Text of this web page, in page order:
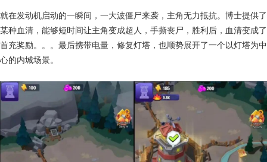
就在发动机启动的一瞬间，一大波僵尸来袭，主角无力抵抗。博士提供了
某种血清，能够短时间让主角变成超人，手撕丧尸，胜利后，血清变成了
首充奖励。。。最后携带电量，修复灯塔，也顺势展开了一个以灯塔为中
心的内城场景。